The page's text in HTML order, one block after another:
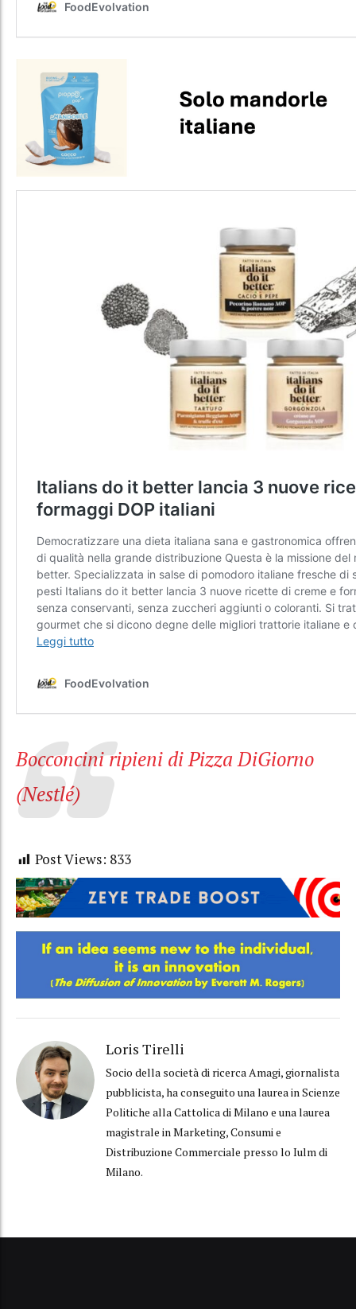
Bocconcini ripieni di Pizza DiGiorno
(Nestlé)
Post Views: 833
Loris Tirelli
Socio della società di ricerca Amagi, giornalista
pubblicista, ha conseguito una laurea in Scienze
Politiche alla Cattolica di Milano e una laurea
magistrale in Marketing, Consumi e
Distribuzione Commerciale presso lo Iulm di
Milano.